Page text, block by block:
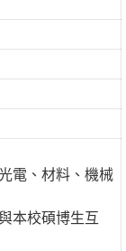
電、材料、機械
本校碩博生互